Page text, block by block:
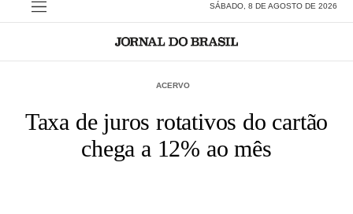
SÁBADO, 8 DE AGOSTO DE 2026
ACERVO
Taxa de juros rotativos do cartão
chega a 12% ao mês